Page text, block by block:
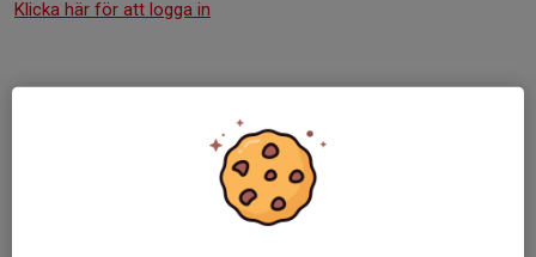
Klicka här för att logga in